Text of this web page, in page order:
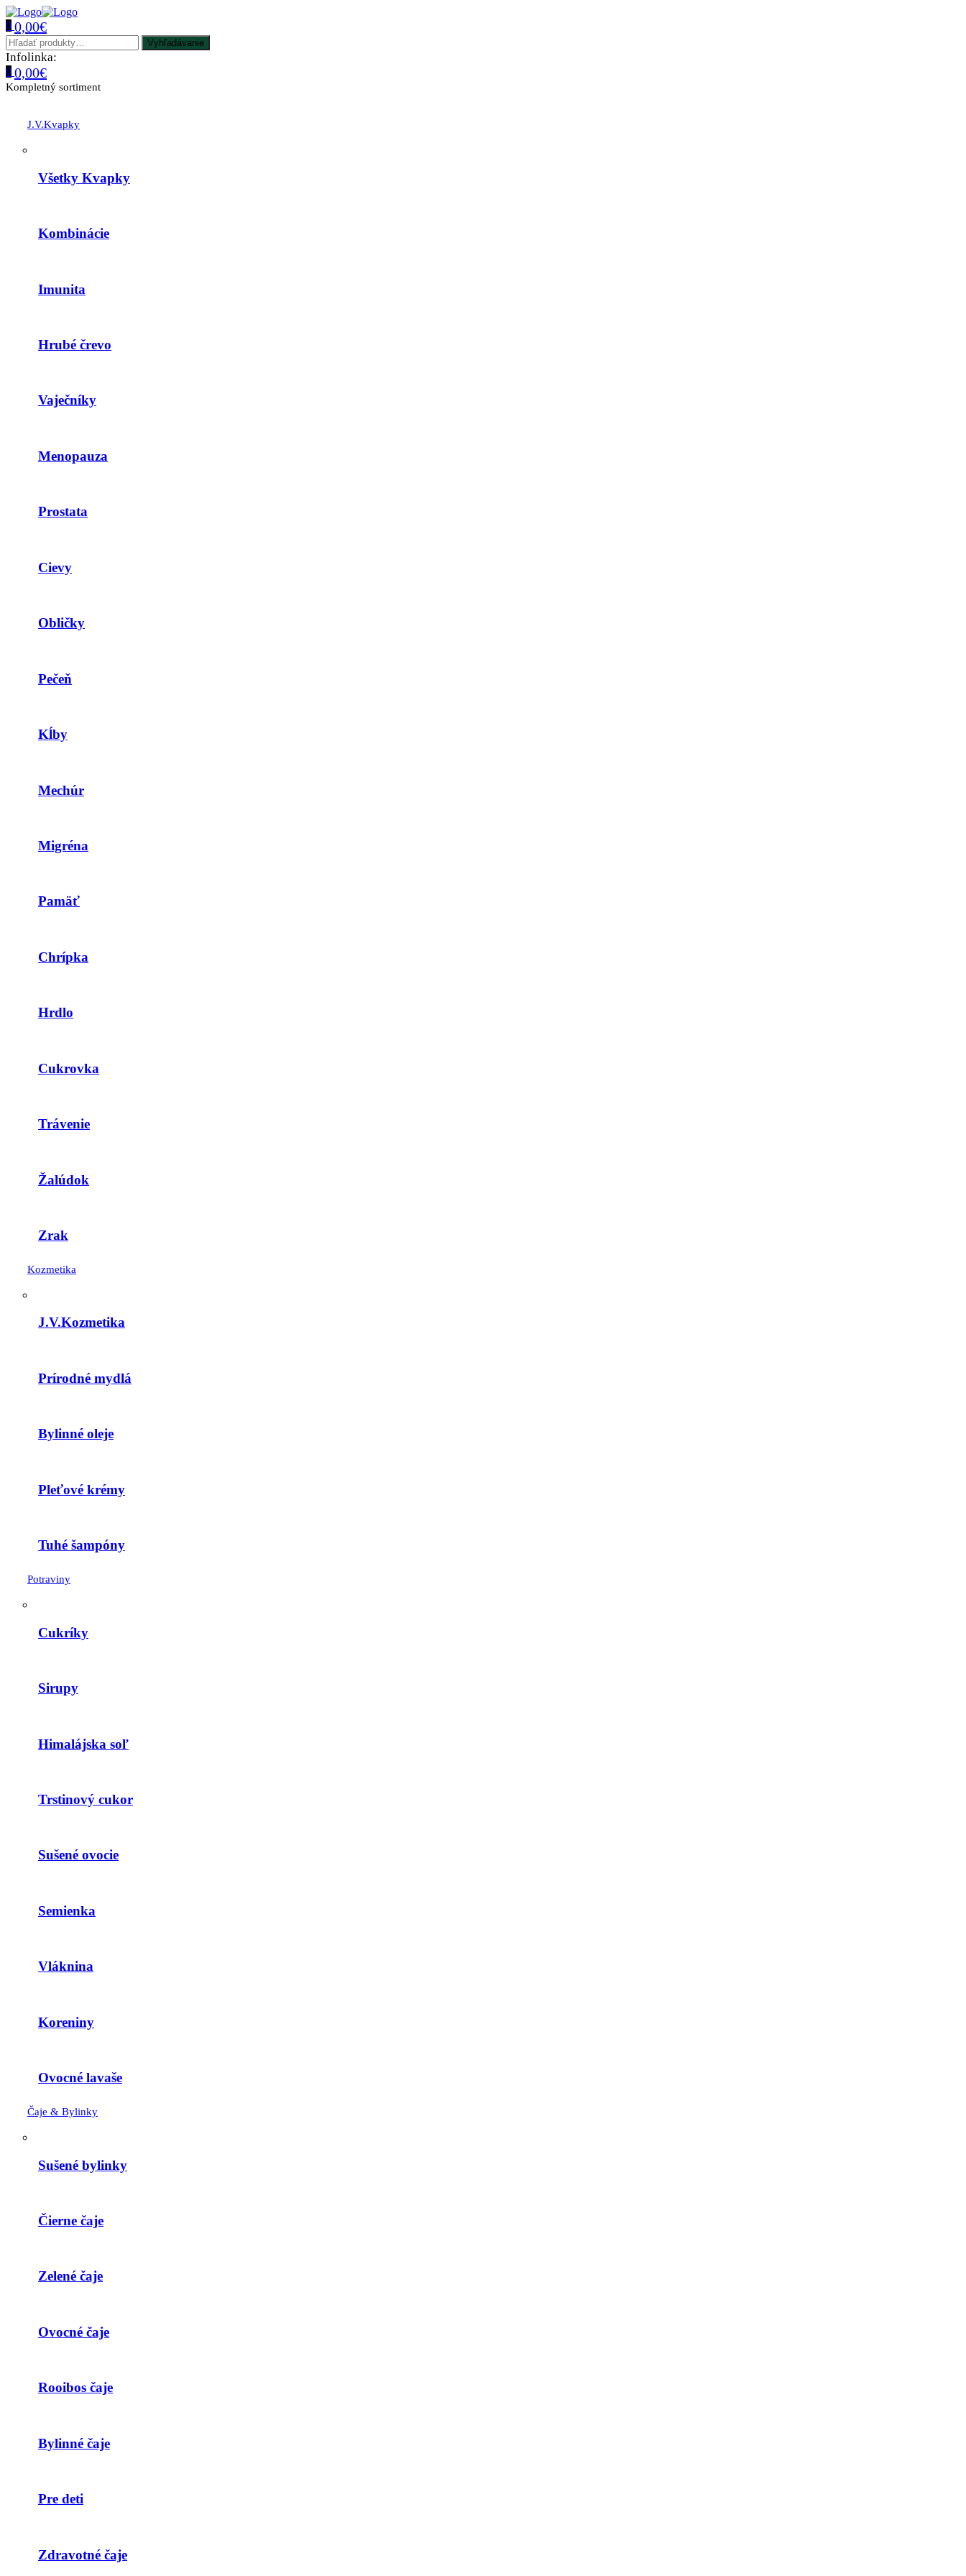
0 0,00€
Menu
Hľadať: Vyhľadávanie
Infolinka:
0 0,00€
Kompletný sortiment
J.V.Kvapky
Všetky Kvapky
Kombinácie
Imunita
Hrubé črevo
Vaječníky
Menopauza
Prostata
Cievy
Obličky
Pečeň
Kĺby
Mechúr
Migréna
Pamäť
Chrípka
Hrdlo
Cukrovka
Trávenie
Žalúdok
Zrak
Kozmetika
J.V.Kozmetika
Prírodné mydlá
Bylinné oleje
Pleťové krémy
Tuhé šampóny
Potraviny
Cukríky
Sirupy
Himalájska soľ
Trstinový cukor
Sušené ovocie
Semienka
Vláknina
Koreniny
Ovocné lavaše
Čaje & Bylinky
Sušené bylinky
Čierne čaje
Zelené čaje
Ovocné čaje
Rooibos čaje
Bylinné čaje
Pre deti
Zdravotné čaje